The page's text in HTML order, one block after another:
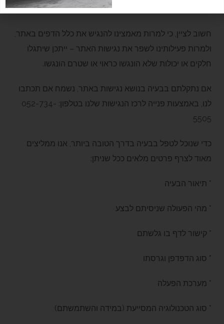
* אין באתר שימוש בתצוגת טקסט נע או מהבהב.
חשוב לציין, כי למרות מאמצינו להנגיש את כלל הדפים באתר,
ולמרות פעילותינו לשפר את נגישות האתר – ייתכן שיתגלו
חלקים או יכולות שלא הונגשו כראוי או שטרם הונגשו.
אם נתקלתם בבעיה בנושא נגישות באתר, נשמח אם תכתבו
לנו, באמצעות פנייה לרכז הנגישות שלנו בטלפון: 052-734-
5505
כדי שנוכל לטפל בבעיה בדרך הטובה ביותר, אנו ממליצים
מאוד לצרף פרטים מלאים ככל שניתן:
* תיאור הבעיה
* מהי הפעולה שניסיתם לבצע
* קישור לדף בו גלשתם
* סוג הדפדפן וגרסתו
* מערכת הפעלה
* סוג הטכנולוגיה המסייעת (במידה והשתמשתם)